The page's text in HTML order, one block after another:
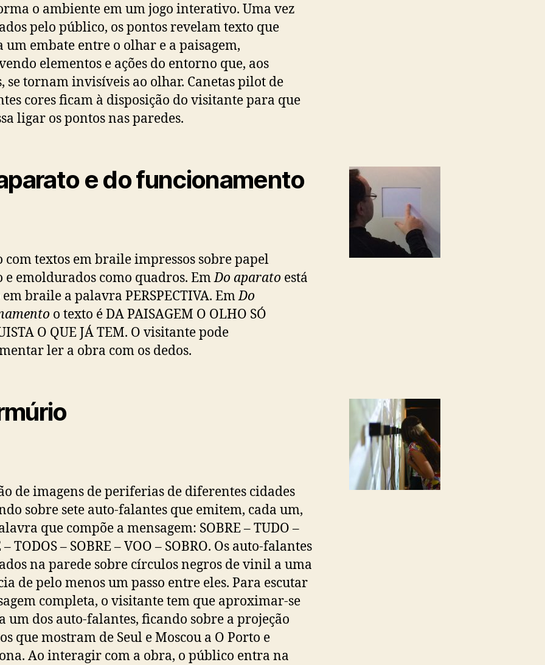
o ambiente em um jogo interativo. Uma vez
pelo público, os pontos revelam texto que
um embate entre o olhar e a paisagem,
elementos e ações do entorno que, aos
se tornam invisíveis ao olhar. Canetas pilot de
cores ficam à disposição do visitante para que
ligar os pontos nas paredes.
e do funcionamento
com textos em braile impressos sobre papel
e emoldurados como quadros. EmDo aparato está
braile a palavra PERSPECTIVA. EmDo
o texto é DA PAISAGEM O OLHO SÓ
O QUE JÁ TEM. O visitante pode
ler a obra com os dedos.
de imagens de periferias de diferentes cidades
sobre sete auto-falantes que emitem, cada um,
que compõe a mensagem: SOBRE – TUDO –
– TODOS – SOBRE – VOO – SOBRO. Os auto-falantes
na parede sobre círculos negros de vinil a uma
de pelo menos um passo entre eles. Para escutar
completa, o visitante tem que aproximar-se
um dos auto-falantes, ficando sobre a projeção
que mostram de Seul e Moscou a O Porto e
Ao interagir com a obra, o público entra na